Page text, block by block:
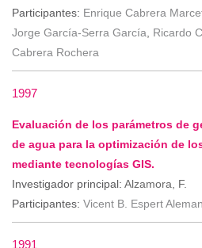
Participantes: Enrique Cabrera
Jorge García-Serra García
Ricardo
Cabrera Rochera
1997
Evaluación de los parámetros de
de agua para la optimización de
mediante tecnologías GIS.
Investigador principal: Alzamora, F.
Participantes: Vicent B. Espert
1991